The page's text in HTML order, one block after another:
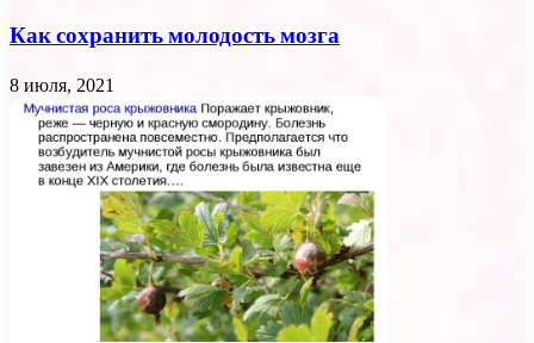
Как сохранить молодость мозга
8 июля, 2021